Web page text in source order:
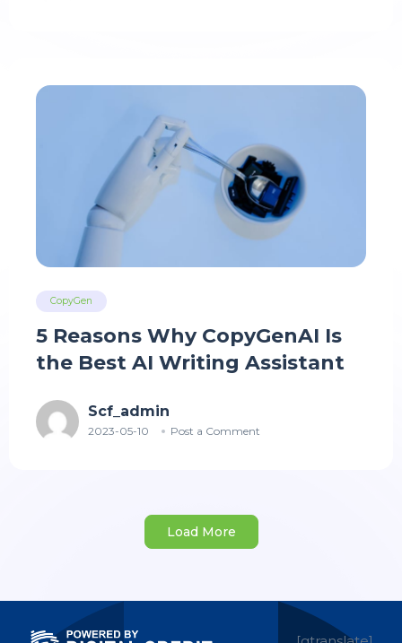
CopyGen
5 Reasons Why CopyGenAI Is
the Best AI Writing Assistant
Scf_admin
2023-05-10 Post a Comment
Load More